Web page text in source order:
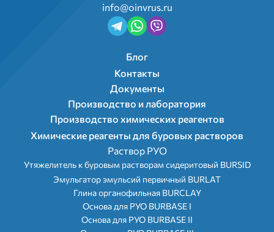
info@oinvrus.ru
Подвал 2
Блог
Контакты
Документы
Производство и лаборатория
Menu footer
Производство химических реагентов
Химические реагенты для буровых растворов
Раствор РУО
Утяжелитель к буровым растворам сидеритовый BURSID
Эмульгатор эмульсий первичный BURLAT
Глина органофильная BURCLAY
Основа для РУО BURBASE I
Основа для РУО BURBASE II